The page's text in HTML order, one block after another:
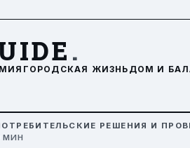
.
ГОРОДСКАЯ ЖИЗНЬ ДОМ И
РЕШЕНИЯ И
МИН